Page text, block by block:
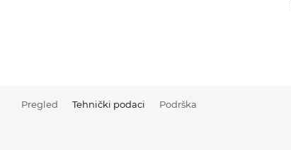
Pregled Tehnički podaci Podrška